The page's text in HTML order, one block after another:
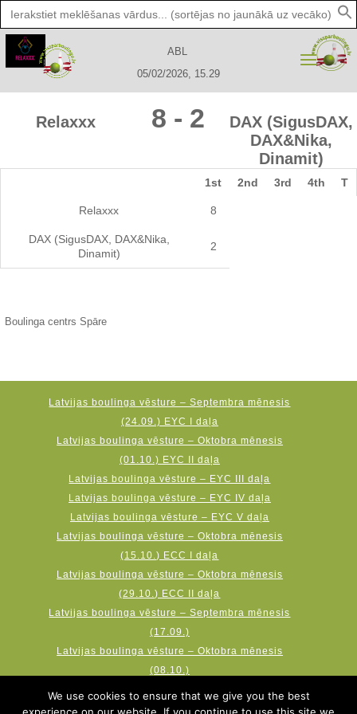
Search
for:
ABL
05/02/2026, 15.29
Relaxxx 8 - 2
DAX (SigusDAX,
DAX&Nika,
Dinamit)
1st 2nd 3rd 4th T
Relaxxx 8
DAX (SigusDAX, DAX&Nika,
Dinamit)
2
Boulinga centrs Spāre
Latvijas boulinga vēsture – Septembra mēnesis
(24.09.) EYC I daļa
Latvijas boulinga vēsture – Oktobra mēnesis
(01.10.) EYC II daļa
Latvijas boulinga vēsture – EYC III daļa
Latvijas boulinga vēsture – EYC IV daļa
Latvijas boulinga vēsture – EYC V daļa
Latvijas boulinga vēsture – Oktobra mēnesis
(15.10.) ECC I daļa
Latvijas boulinga vēsture – Oktobra mēnesis
(29.10.) ECC II daļa
Latvijas boulinga vēsture – Septembra mēnesis
(17.09.)
Latvijas boulinga vēsture – Oktobra mēnesis
(08.10.)
Latvijas boulinga vēsture – Novembra mēnesis
(19.11.) AMF Qubica World Cup
We use cookies to ensure that we give you the best